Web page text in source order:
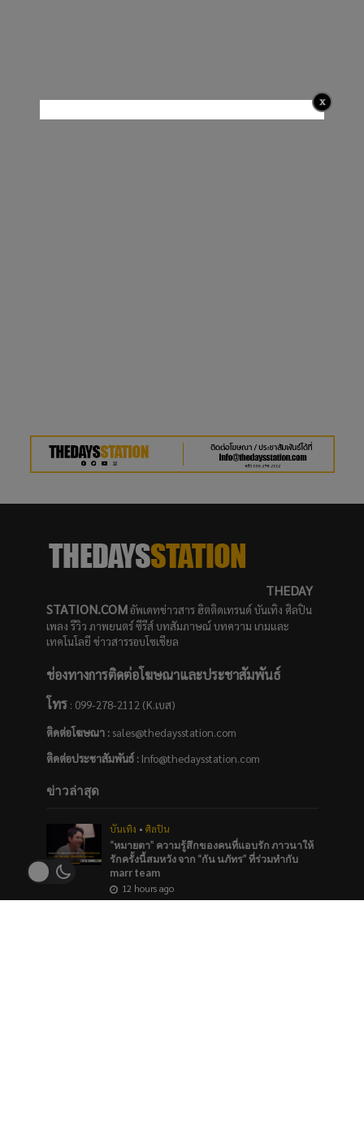
THEDAY
STATION.COMอัพเดทข่าวสาร ฮิตติดเทรนด์ บันเทิง ศิลปิน
เพลง รีวิว ภาพยนตร์ ซีรีส์ บทสัมภาษณ์ บทความ เกมและ
เทคโนโลยี ข่าวสารรอบโซเชียล
ช่องทางการติดต่อโฆษณาและประชาสัมพันธ์
โทร: 099-278-2112 (K.เบส)
ติดต่อโฆษณา :sales@thedaysstation.com
ติดต่อประชาสัมพันธ์: Info@thedaysstation.com
ข่าวล่าสุด
บันเทิง • ศิลปิน
“หมายตา” ความรู้สึกของคนที่แอบรัก ภาวนาให้
รักครั้งนี้สมหวัง จาก “กัน นภัทร” ที่ร่วมทำกับ
marr team
12 hours ago